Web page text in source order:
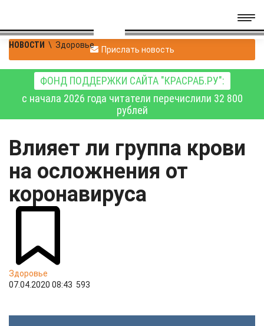
НОВОСТИ \ Здоровье Прислать новость
ФОНД ПОДДЕРЖКИ САЙТА "КРАСРАБ.РУ":
с начала 2026 года читатели перечислили 32 800
рублей
Влияет ли группа крови
на осложнения от
коронавируса
Здоровье
07.04.2020 08:43 593